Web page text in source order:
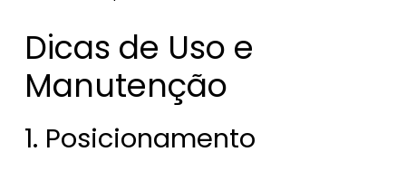
Dicas de Uso e
Manutenção
1. Posicionamento